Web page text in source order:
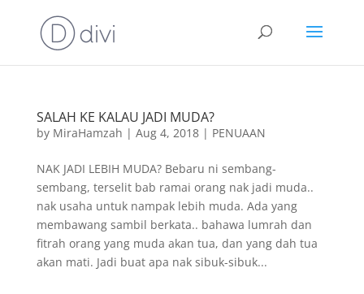
SALAH KE KALAU JADI MUDA?
by MiraHamzah | Aug 4, 2018| PENUAAN
NAK JADI LEBIH MUDA? Bebaru ni sembang-
sembang, terselit bab ramai orang nak jadi muda..
nak usaha untuk nampak lebih muda. Ada yang
membawang sambil berkata.. bahawa lumrah dan
fitrah orang yang muda akan tua, dan yang dah tua
akan mati. Jadi buat apa nak sibuk-sibuk...